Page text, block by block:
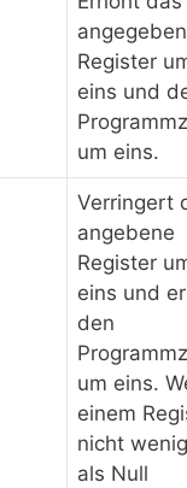
Register
eins und
um eins.
Verringert
angebene
Register
eins und
den
um eins.
einem
nicht
als Null